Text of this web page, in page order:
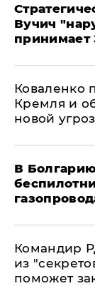
Вучич
принимает
Коваленко
Кремля и
новой
В
Командир
из
поможет